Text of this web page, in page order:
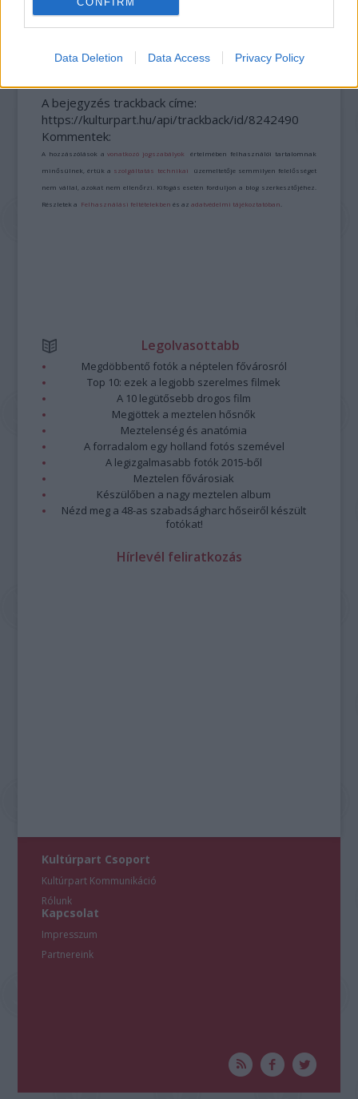
Data Deletion Data Access Privacy Policy
A HEGEDŰ ÜNNEPE: HÁROM NAP, AMIKOR A ZENE
A bejegyzés trackback címe:
https://kulturpart.hu/api/trackback/id/8242490
Kommentek:
A hozzászólások avonatkozó jogszabályok értelmében felhasználói tartalomnak
minősülnek, értük a szolgáltatás technikai üzemeltetője semmilyen felelősséget
nem vállal, azokat nem ellenőrzi. Kifogás esetén forduljon a blog szerkesztőjéhez.
Részletek a Felhasználási feltételekben és azadatvédelmi tájékoztatóban
Legolvasottabb
Megdöbbentő fotók a néptelen fővárosról
Top 10: ezek a legjobb szerelmes filmek
A 10 legütősebb drogos film
Megjöttek a meztelen hősnők
Meztelenség és anatómia
A forradalom egy holland fotós szemével
A legizgalmasabb fotók 2015-ből
Meztelen fővárosiak
Készülőben a nagy meztelen album
Nézd meg a 48-as szabadságharc hőseiről készült
fotókat!
Hírlevél feliratkozás
Kultúrpart Csoport
Kultúrpart Kommunikáció
Rólunk
Kapcsolat
Impresszum
Partnereink